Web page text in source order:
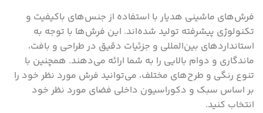
فرش‌های ماشینی هدیار با استفاده از جنس‌های باکیفیت و
تکنولوژی پیشرفته تولید شده‌اند. این فرش‌ها با توجه به
استانداردهای بین‌المللی و جزئیات دقیق در طراحی و بافت،
ماندگاری و دوام بالایی را به شما ارائه می‌دهند. همچنین با
تنوع رنگی و طرح‌های مختلف، می‌توانید فرش مورد نظر خود را
بر اساس سبک و دکوراسیون داخلی فضای مورد نظر خود
انتخاب کنید.